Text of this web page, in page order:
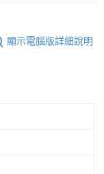
顯示電腦版詳細說明